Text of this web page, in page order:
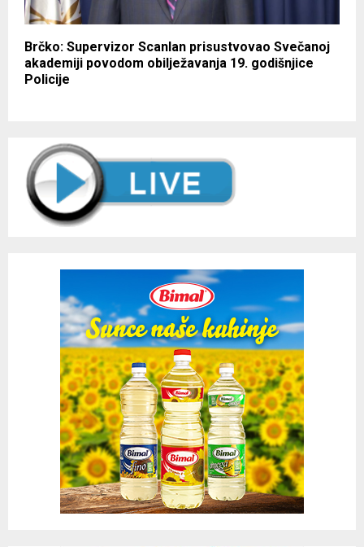
Brčko: Supervizor Scanlan prisustvovao Svečanoj
akademiji povodom obilježavanja 19. godišnjice
Policije